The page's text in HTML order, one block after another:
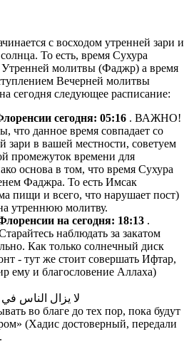
с восходом утренней зари и
То есть, время Сухура
Утренней молитвы (Фаджр) а время
Вечерней молитвы
сегодня следующее расписание:
сегодня: 05:16 . ВАЖНО!
что данное время совпадает со
зари в вашей местности, советуем
промежуток времени для
основа в том, что время Сухура
Фаджра. То есть Имсак
пищи и всего, что нарушает пост)
утреннюю молитву.
на сегодня: 18:13 .
наблюдать за закатом
Как только солнечный диск
- тут же стоит совершать Ифтар,
ему и благословение Аллаха)
لا يزال الناس
во благе до тех пор, пока будут
(Хадис достоверный, передали